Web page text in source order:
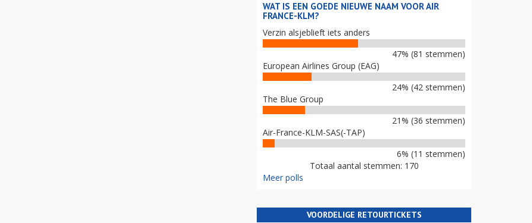
WAT IS EEN GOEDE NIEUWE NAAM VOOR AIR
FRANCE-KLM?
Verzin alsjeblieft iets anders
47% (81 stemmen)
European Airlines Group (EAG)
24% (42 stemmen)
The Blue Group
21% (36 stemmen)
Air-France-KLM-SAS(-TAP)
6% (11 stemmen)
Totaal aantal stemmen: 170
Meer polls
VOORDELIGE RETOURTICKETS